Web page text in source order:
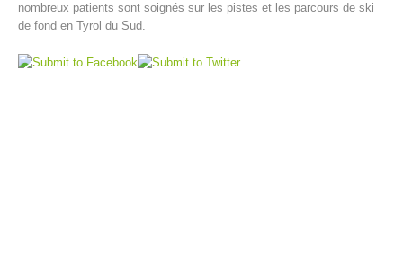
nombreux patients sont soignés sur les pistes et les parcours de ski
de fond en Tyrol du Sud.